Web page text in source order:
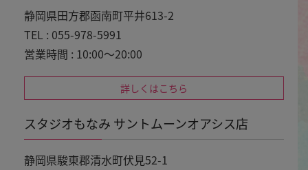
静岡県田方郡函南町平井613-2
TEL : 055-978-5991
営業時間 : 10:00～20:00
詳しくはこちら
スタジオもなみ サントムーンオアシス店
静岡県駿東郡清水町伏見52-1